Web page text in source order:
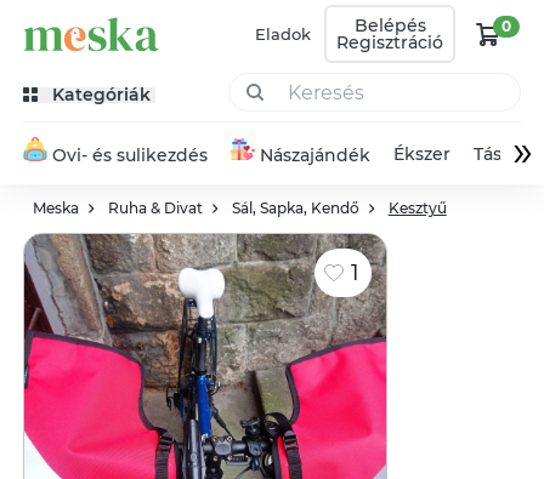
Eladok Belépés
Regisztráció
0
Kategóriák
Ovi- és sulikezdés Nászajándék Ékszer Táska»
Meska Ruha & Divat Sál, Sapka, Kendő Kesztyű
1